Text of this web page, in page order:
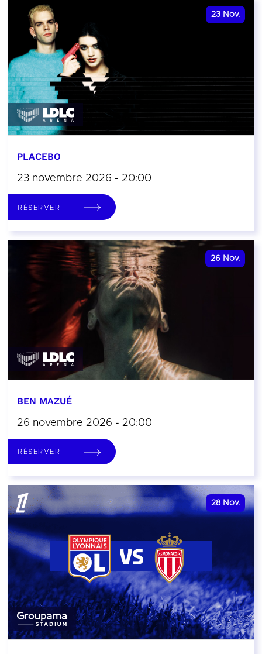
23 Nov.
PLACEBO
23 novembre 2026 - 20:00
RÉSERVER
26 Nov.
BEN MAZUÉ
26 novembre 2026 - 20:00
RÉSERVER
28 Nov.